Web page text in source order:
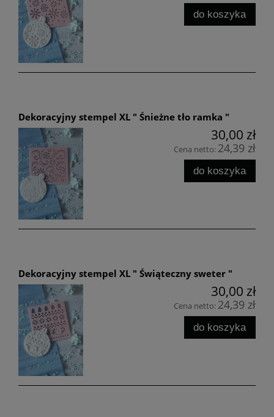
do koszyka
Dekoracyjny stempel XL " Śnieżne tło ramka "
30,00 zł
Cena netto: 24,39 zł
do koszyka
Dekoracyjny stempel XL " Świąteczny sweter "
30,00 zł
Cena netto: 24,39 zł
do koszyka